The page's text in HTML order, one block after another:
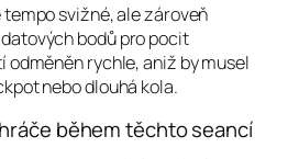
svižné, ale zároveň
bodů pro pocit
odměněn rychle, aniž by musel
nebo dlouhá kola.
během těchto seancí